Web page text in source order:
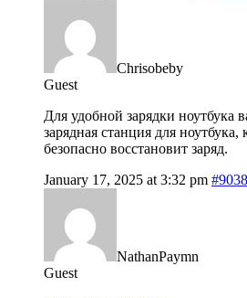
Chrisobeby
Guest
Для удобной зарядки ноутбука
зарядная станция для ноутбука,
безопасно восстановит заряд.
January 17, 2025 at 3:32 pm #9038
NathanPaymn
Guest